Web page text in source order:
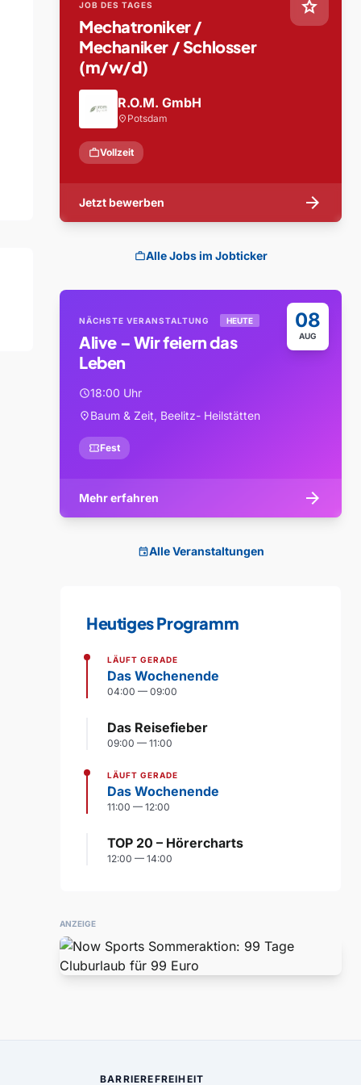
star
JOB DES TAGES
Mechatroniker /
Mechaniker / Schlosser
(m/w/d)
R.O.M. GmbH
location_on Potsdam
workVollzeit
Jetzt bewerben arrow_forward
workAlle Jobs im Jobticker
08
AUG
NÄCHSTE VERANSTALTUNG HEUTE
Alive – Wir feiern das
Leben
schedule18:00 Uhr
location_onBaum & Zeit, Beelitz- Heilstätten
confirmation_numberFest
Mehr erfahren arrow_forward
eventAlle Veranstaltungen
Heutiges Programm
LÄUFT GERADE
Das Wochenende
04:00 — 09:00
Das Reisefieber
09:00 — 11:00
LÄUFT GERADE
Das Wochenende
11:00 — 12:00
TOP 20 – Hörercharts
12:00 — 14:00
ANZEIGE
BARRIEREFREIHEIT